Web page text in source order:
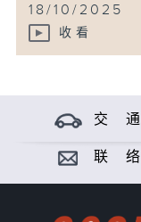
18/10/2025
收看
交 通
联 络